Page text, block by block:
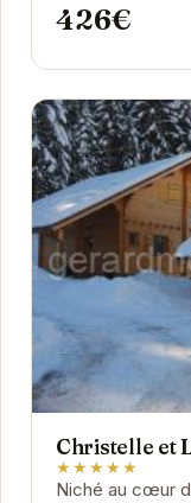
426€
Christelle et
★★★★★
Niché au cœur